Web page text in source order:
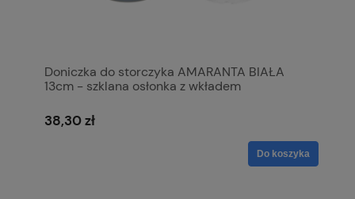
Doniczka do storczyka AMARANTA BIAŁA
13cm - szklana osłonka z wkładem
38,30 zł
Do koszyka